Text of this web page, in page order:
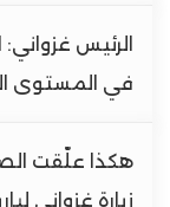
الرئيس
في المستوى
هكذا علّقت
زيارة غزواني